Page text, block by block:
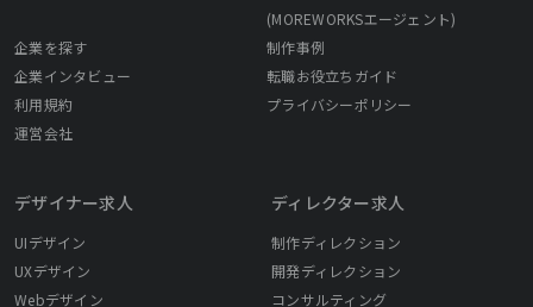
(MOREWORKSエージェント)
企業を探す
制作事例
企業インタビュー
転職お役立ちガイド
利用規約
プライバシーポリシー
運営会社
デザイナー求人
UIデザイン
UXデザイン
Webデザイン
ディレクター求人
制作ディレクション
開発ディレクション
コンサルティング